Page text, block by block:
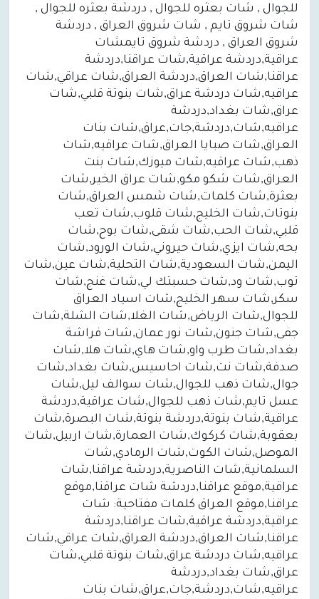
للجوال , شات بعثره للجوال , دردشة بعثره للجوال ,
شات شروق تايم , شات شروق العراق , دردشة
شروق العراق , دردشة شروق تايمشات
عراقية,دردشة عراقية,شات عراقنا,دردشة
عراقنا,شات العراق,دردشة العراق,شات عراقي,شات
عراقيه,شات دردشة عراق,شات بنوتة قلبي,شات
عراق,شات بغداد,دردشة
عراقيه,شات,دردشة,جات,عراق,شات بنات
العراق,شات صبايا العراق,شات عراقيه,شات
ذهب,شات عراقيه,شات ميوزك,شات بنت
العراق,شات شكو مكو,شات عراق الخير,شات
بعثرة,شات كلمات,شات شمس العراق,شات
بنوتات,شات الخليج,شات قلوب,شات تعب
قلبي,شات الحب,شات شقى,شات بوح,شات
بحه,شات ايزي,شات حيروني,شات الورود,شات
اليمن,شات السعودية,شات التحلية,شات عين,شات
توب,شات ود,شات حسبتك لي,شات غنج,شات
سكر,شات سهر الخليج,شات اسياد العراق
للجوال,شات الرياض,شات الغلا,شات الشلة,شات
جفى,شات جنون,شات نور عمان,شات فراشة
بغداد,شات طرب واو,شات هاي,شات هلا,شات
صدفة,شات نت,شات احاسيس,شات بغداد,شات
جوال,شات ذهب للجوال,شات سوالف ليل,شات
عسل تايم,شات ذهب للجوال,شات عراقية,دردشة
عراقية,شات بنوتة,دردشة بنوتة,شات البصرة,شات
بعقوبة,شات كركوك,شات العمارة,شات اربيل,شات
الموصل,شات الكوت,شات الرمادي,شات
السلمانية,شات الناصرية,دردشة عراقنا,شات
عراقية,موقع عراقنا,دردشة شات عراقنا,موقع
عراقنا,موقع العراق كلمات مفتاحية: شات
عراقية,دردشة عراقية,شات عراقنا,دردشة
عراقنا,شات العراق,دردشة العراق,شات عراقي,شات
عراقيه,شات دردشة عراق,شات بنوتة قلبي,شات
عراق,شات بغداد,دردشة
عراقيه,شات,دردشة,جات,عراق,شات بنات